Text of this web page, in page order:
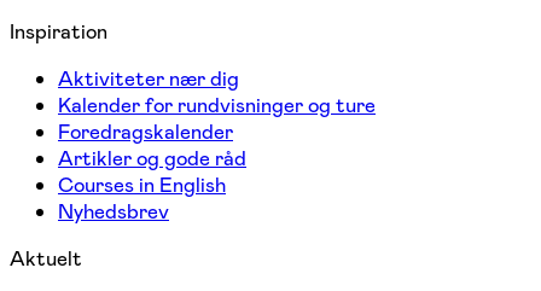
Inspiration
Aktiviteter nær dig
Kalender for rundvisninger og ture
Foredragskalender
Artikler og gode råd
Courses in English
Nyhedsbrev
Aktuelt